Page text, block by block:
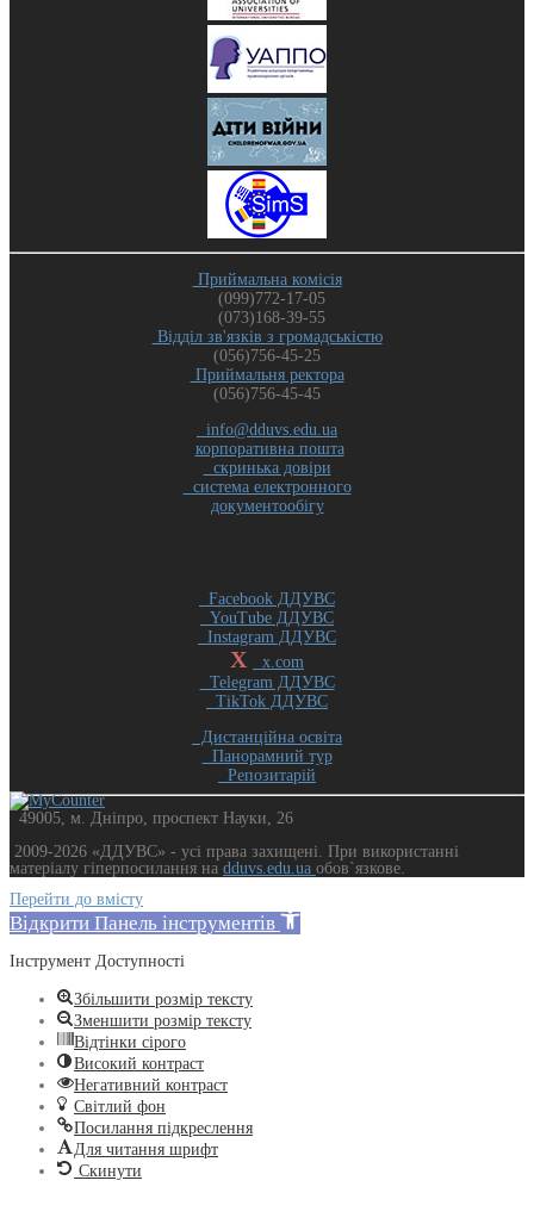
Приймальна комісія
(099)772-17-05
(073)168-39-55
Відділ зв'язків з громадськістю
(056)756-45-25
Приймальня ректора
(056)756-45-45
info@dduvs.edu.ua
корпоративна пошта
скринька довіри
система електронного
документообігу
Facebook ДДУВС
YouTube ДДУВС
Instagram ДДУВС
X
x.com
Telegram ДДУВС
TikTok ДДУВС
Дистанційна освіта
Панорамний тур
Репозитарій
49005, м. Дніпро, проспект Науки, 26
2009-2026 «ДДУВС» - усi права захищенi. При використанні
матеріалу гіперпосилання на dduvs.edu.ua обов`язкове.
Перейти до вмісту
Відкрити Панель інструментів
Інструмент Доступності
Збільшити розмір тексту
Зменшити розмір тексту
Відтінки сірого
Високий контраст
Негативний контраст
Світлий фон
Посилання підкреслення
Для читання шрифт
Скинути